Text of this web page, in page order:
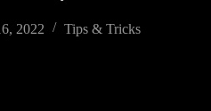
2022 Tips & Tricks